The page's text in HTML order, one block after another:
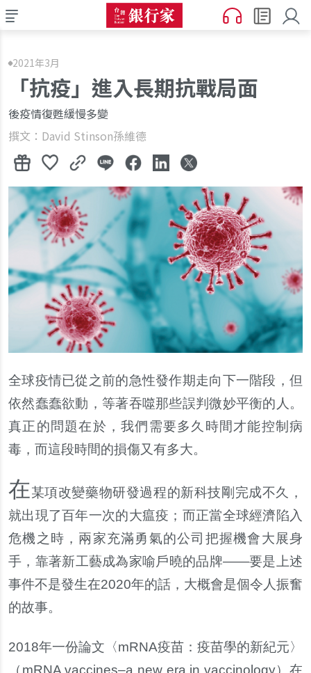
2021年3月
「抗疫」進入長期抗戰局面
後疫情復甦緩慢多變
撰文：David Stinson孫維德
全球疫情已從之前的急性發作期走向下一階段，但
依然蠢蠢欲動，等著吞噬那些誤判微妙平衡的人。
真正的問題在於，我們需要多久時間才能控制病
毒，而這段時間的損傷又有多大。
在某項改變藥物研發過程的新科技剛完成不久，
就出現了百年一次的大瘟疫；而正當全球經濟陷入
危機之時，兩家充滿勇氣的公司把握機會大展身
手，靠著新工藝成為家喻戶曉的品牌――要是上述
事件不是發生在2020年的話，大概會是個令人振奮
的故事。
2018年一份論文〈mRNA疫苗：疫苗學的新紀元〉
（mRNA vaccines–a new era in vaccinology）在